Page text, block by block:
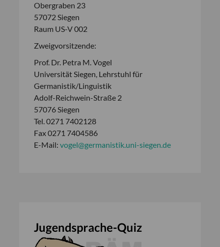
Obergraben 23
57072 Siegen
Raum US-V 002
Zweigvorsitzende:
Prof. Dr. Petra M. Vogel
Universität Siegen, Lehrstuhl für
Germanistik/Linguistik
Adolf-Reichwein-Straße 2
57076 Siegen
Tel. 0271 7402128
Fax 0271 7404586
E-Mail: vogel@germanistik.uni-siegen.de